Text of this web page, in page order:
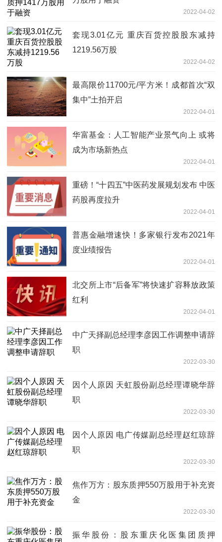
2022-04-02
套现3.01亿元 重庆百货控股股东减持
1219.56万股
2022-04-02
最高限价11700元/平方米！成都首次“双
集中”土拍开启
2022-04-01
华富基金：人工智能产业景气向上 或将
成为市场新热点
2022-04-01
重磅！“十四五”中医药发展规划发布 中医
药股再度拉升
2022-04-01
普惠金融增速快！多家银行发布2021年
度业绩报告
2022-04-01
北交所上市“后备军”将快速扩容释放政策
红利
2022-04-01
中广天择副总经理李彦因工作调整申请辞
职
2022-03-30
因个人原因 天虹股份副总经理谭晓华辞
职
2022-03-30
因个人原因 电广传媒副总经理赵红琼辞
职
2022-03-30
焦作万方：股东质押550万股用于补充资
金
2022-03-30
振华股份：股东重庆化医集团质押